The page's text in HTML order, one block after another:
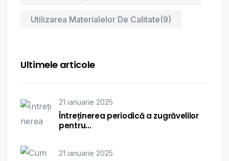
Utilizarea Materialelor De Calitate(9)
Ultimele articole
21 ianuarie 2025
Întreținerea periodică a zugrăvelilor
pentru…
21 ianuarie 2025